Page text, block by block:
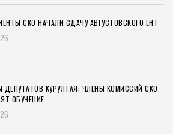
СКО НАЧАЛИ СДАЧУ АВГУСТОВСКОГО ЕНТ
КУРУЛТАЯ: ЧЛЕНЫ КОМИССИЙ СКО
ОБУЧЕНИЕ